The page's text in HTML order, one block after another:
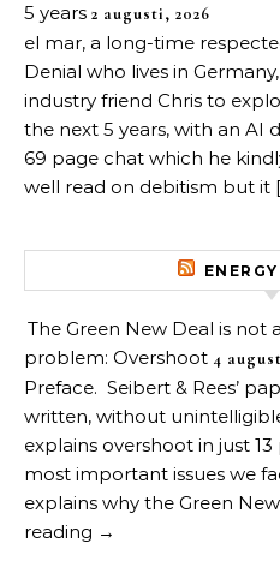
5 years 2 augusti, 2026
el mar, a long-time
Denial who lives in
industry friend Chris to
the next 5 years, with an AI
69 page chat which he
well read on debitism but it
The Green New Deal is not
problem: Overshoot 4
Preface. Seibert & Rees’
written, without
explains overshoot in just
most important issues we
explains why the Green
reading →